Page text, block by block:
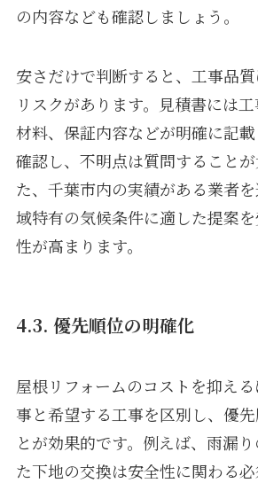
の内容なども確認しましょう。
安さだけで判断すると、工事品
リスクがあります。見積書には
材料、保証内容などが明確に記
確認し、不明点は質問すること
た、千葉市内の実績がある業者
域特有の気候条件に適した提案
性が高まります。
4.3. 優先順位の明確化
屋根リフォームのコストを抑え
事と希望する工事を区別し、優
とが効果的です。例えば、雨漏
た下地の交換は安全性に関わる